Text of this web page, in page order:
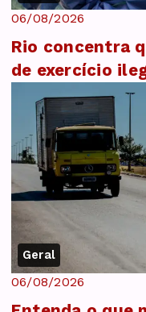
06/08/2026
Rio concentra
de exercício
Geral
06/08/2026